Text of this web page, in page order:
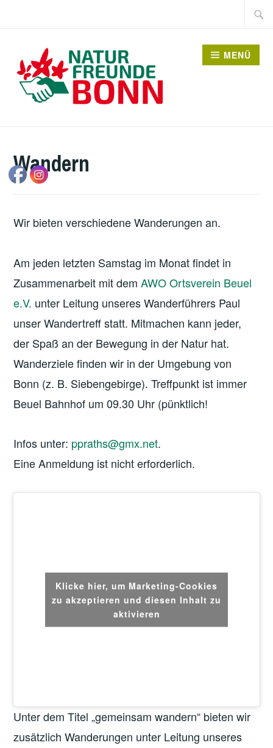
Suche
MENÜ
Wandern
Wir bieten verschiedene Wanderungen an.
Am jeden letzten Samstag im Monat findet in
Zusammenarbeit mit demAWO Ortsverein Beuel
e.V. unter Leitung unseres Wanderführers Paul
unser Wandertreff statt. Mitmachen kann jeder,
der Spaß an der Bewegung in der Natur hat.
Wanderziele finden wir in der Umgebung von
Bonn (z. B. Siebengebirge). Treffpunkt ist immer
Beuel Bahnhof um 09.30 Uhr (pünktlich!
Infos unter: ppraths@gmx.net.
Eine Anmeldung ist nicht erforderlich.
Klicke hier, um Marketing-Cookies
zu akzeptieren und diesen Inhalt zu
aktivieren
Unter dem Titel „gemeinsam wandern“ bieten wir
zusätzlich Wanderungen unter Leitung unseres